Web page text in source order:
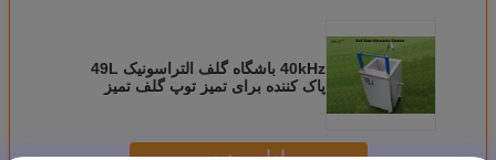
40kHz باشگاه گلف التراسونیک 49L
پاک کننده برای تمیز توپ گلف تمیز